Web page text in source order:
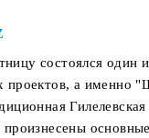
состоялся один
проектов, а именно